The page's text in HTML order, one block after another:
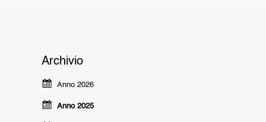
Archivio
Anno 2026
Anno 2025